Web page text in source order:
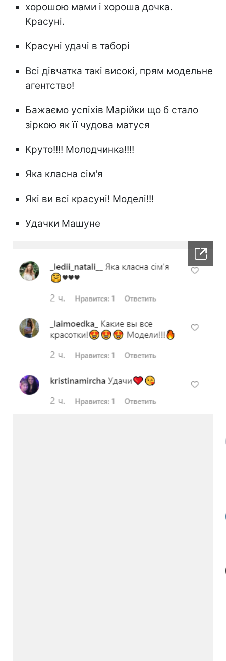
хорошою мами і хороша дочка.
Красуні.
Красуні удачі в таборі
Всі дівчатка такі високі, прям модельне
агентство!
Бажаємо успіхів Марійки що б стало
зіркою як її чудова матуся
Круто!!!! Молодчинка!!!!
Яка класна сім'я
Які ви всі красуні! Моделі!!!
Удачки Машуне